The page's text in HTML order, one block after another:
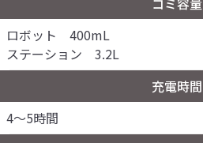
ロボット 400mL
ステーション 3.2L
充電時間
4～5時間